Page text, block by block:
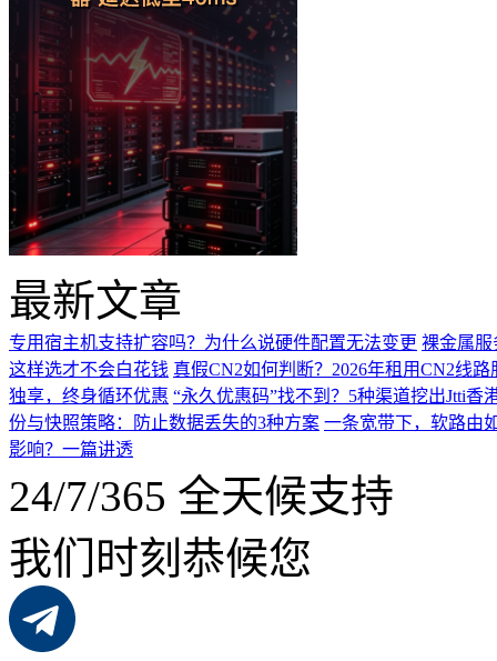
最新文章
专用宿主机支持扩容吗？为什么说硬件配置无法变更 裸金属服
这样选才不会白花钱 真假CN2如何判断？2026年租用CN2线
独享，终身循环优惠 “永久优惠码”找不到？5种渠道挖出Jtti香
份与快照策略：防止数据丢失的3种方案 一条宽带下，软路由
影响？一篇讲透
24/7/365 全天候支持
我们时刻恭候您